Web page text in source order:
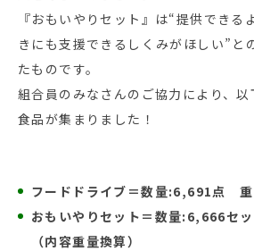
『おもいやりセット』は“提供できる
きにも支援できるしくみがほしい”と
たものです。
組合員のみなさんのご協力により、以
食品が集まりました！
フードドライブ＝数量:6,691点
おもいやりセット＝数量:6,666セ
（内容重量換算）